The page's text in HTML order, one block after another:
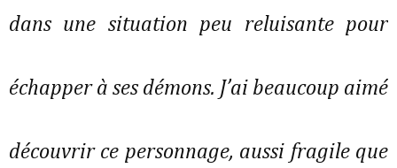
dans une situation peu reluisante pour
échapper à ses démons. J’ai beaucoup aimé
découvrir ce personnage, aussi fragile que